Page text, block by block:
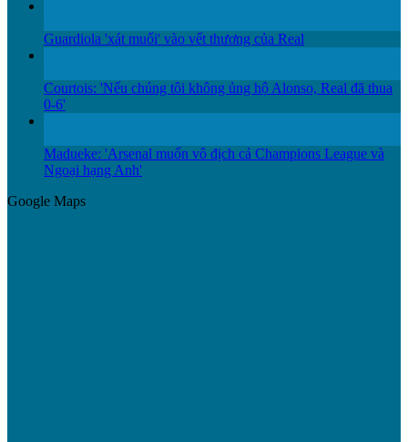
Guardiola 'xát muối' vào vết thương của Real
Courtois: 'Nếu chúng tôi không ủng hộ Alonso, Real đã thua
0-6'
Madueke: 'Arsenal muốn vô địch cả Champions League và
Ngoại hạng Anh'
Google Maps